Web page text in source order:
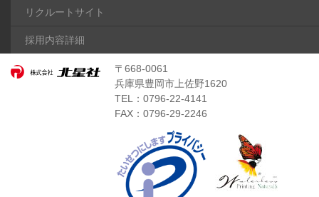
リクルートサイト
採用内容詳細
〒668-0061
兵庫県豊岡市上佐野1620
TEL：0796-22-4141
FAX：0796-29-2246